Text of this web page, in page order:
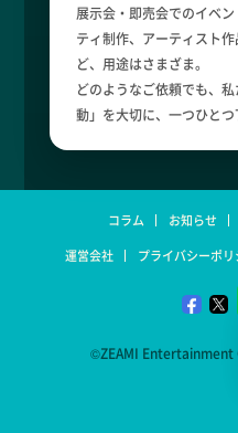
展示会・即売会でのイベ
ティ制作、アーティスト
ど、用途はさまざま。
どのようなご依頼でも、
動」を大切に、一つひとつ
コラム お知らせ
運営会社
プライバシーポリ
©ZEAMI